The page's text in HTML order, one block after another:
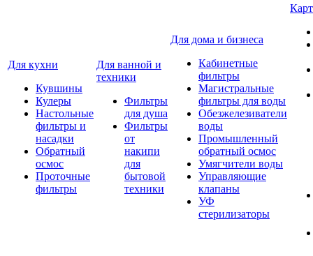
Для кухни
Кувшины
Кулеры
Настольные
фильтры и
насадки
Обратный
осмос
Проточные
фильтры
Для ванной и
техники
Фильтры
для душа
Фильтры
от
накипи
для
бытовой
техники
Для дома и бизнеса
Кабинетные
фильтры
Магистральные
фильтры для воды
Обезжелезиватели
воды
Промышленный
обратный осмос
Умягчители воды
Управляющие
клапаны
УФ
стерилизаторы